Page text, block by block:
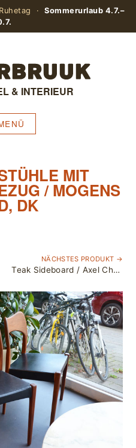
Ruhetag ·Sommerurlaub 4.7.–
& INTERIEUR
MIT
/ MOGENS
DK
NÄCHSTES PRODUKT →
Teak Sideboard / Axel Christensen für ACO, Denmark